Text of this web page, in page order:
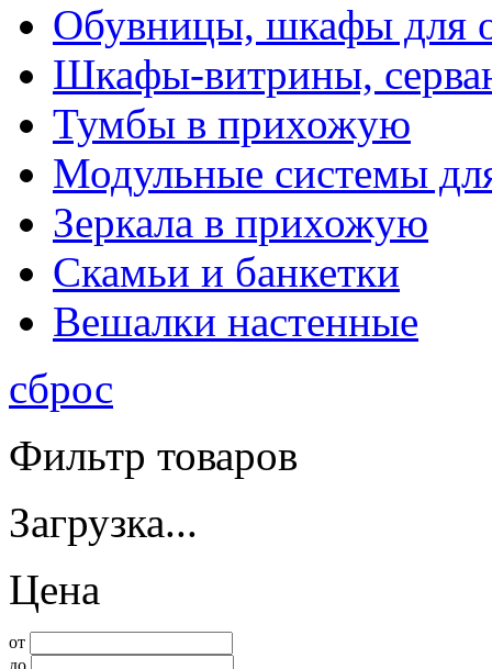
Обувницы, шкафы для
Шкафы-витрины,
Тумбы в прихожую
Модульные системы
Зеркала в прихожую
Скамьи и банкетки
Вешалки настенные
сброс
Фильтр товаров
Загрузка...
Цена
от
до